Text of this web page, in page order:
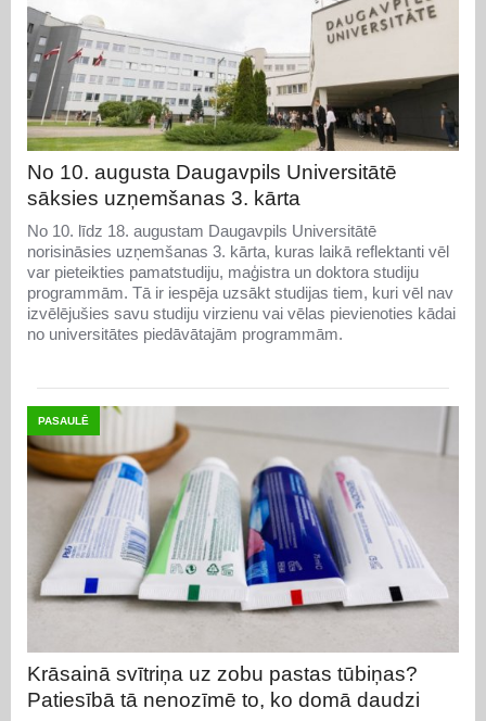
No 10. augusta Daugavpils Universitātē
sāksies uzņemšanas 3. kārta
No 10. līdz 18. augustam Daugavpils Universitātē
norisināsies uzņemšanas 3. kārta, kuras laikā reflektanti vēl
var pieteikties pamatstudiju, maģistra un doktora studiju
programmām. Tā ir iespēja uzsākt studijas tiem, kuri vēl nav
izvēlējušies savu studiju virzienu vai vēlas pievienoties kādai
no universitātes piedāvātajām programmām.
PASAULĒ
Krāsainā svītriņa uz zobu pastas tūbiņas?
Patiesībā tā nenozīmē to, ko domā daudzi